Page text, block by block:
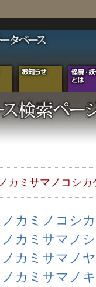
カミサマノコシ
カミノコシ
カミサマノ
カミサマノ
カミサマノ